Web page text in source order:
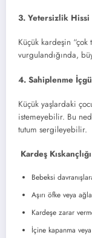
3. Yetersizlik Hissi
Küçük kardeşin “çok
vurgulandığında,
4. Sahiplenme
Küçük yaşlardaki
istemeyebilir. Bu
tutum sergileyebilir.
Kardeş
Bebeksi
Aşırı öfke veya
Kardeşe zarar
İçine kapanma